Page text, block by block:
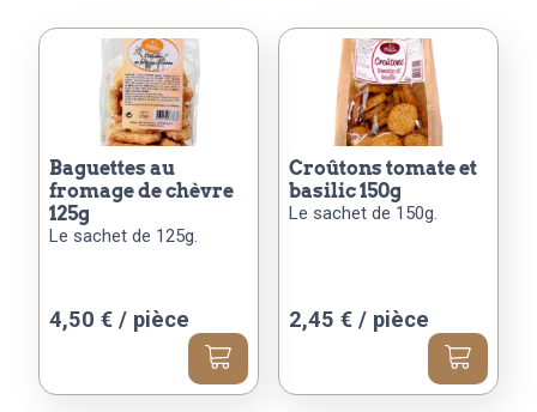
baguettes au
fromage de chèvre
125g
Le sachet de 125g.
4,50 € / pièce
croûtons tomate et
basilic 150g
Le sachet de 150g.
2,45 € / pièce